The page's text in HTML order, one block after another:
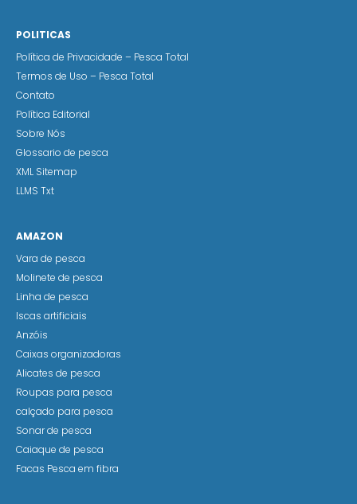
POLITICAS
Política de Privacidade – Pesca Total
Termos de Uso – Pesca Total
Contato
Política Editorial
Sobre Nós
Glossario de pesca
XML Sitemap
LLMS Txt
AMAZON
Vara de pesca
Molinete de pesca
Linha de pesca
Iscas artificiais
Anzóis
Caixas organizadoras
Alicates de pesca
Roupas para pesca
calçado para pesca
Sonar de pesca
Caiaque de pesca
Facas Pesca em fibra